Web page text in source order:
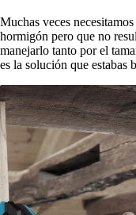
Muchas veces
hormigón pero que no
manejarlo tanto por el
es la solución que estabas